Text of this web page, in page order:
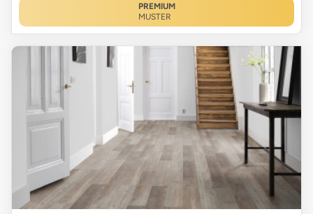
PREMIUM
MUSTER